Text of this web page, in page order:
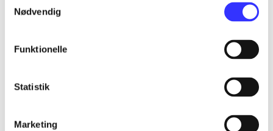
Nødvendig
Funktionelle
Statistik
Marketing
Alle registrerede artikler fordelt på udgivelser
...
...